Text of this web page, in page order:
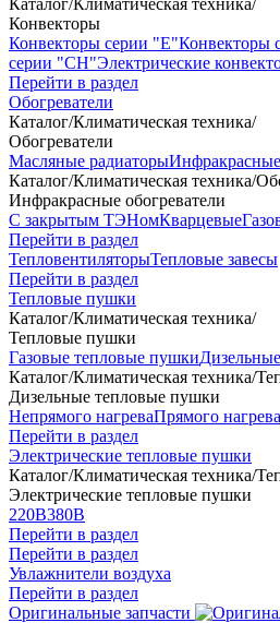
Каталог/Климатическая техника/
Конвекторы
Конвекторы серии "Е"Конвекторы
серии "СН"Электрические
Перейти в раздел
Обогреватели
Каталог/Климатическая техника/
Обогреватели
Масляные радиаторыИнфракрасные
Каталог/Климатическая техника/
Инфракрасные обогреватели
С закрытым ТЭНомКварцевые
Перейти в раздел
ТепловентиляторыТепловые завесы
Перейти в раздел
Тепловые пушки
Каталог/Климатическая техника/
Тепловые пушки
Газовые тепловые пушки
Каталог/Климатическая техника/
Дизельные тепловые пушки
Непрямого нагреваПрямого нагрева
Перейти в раздел
Электрические тепловые пушки
Каталог/Климатическая техника/
Электрические тепловые пушки
220В380В
Перейти в раздел
Перейти в раздел
Увлажнители воздуха
Перейти в раздел
Оригинальные запчасти